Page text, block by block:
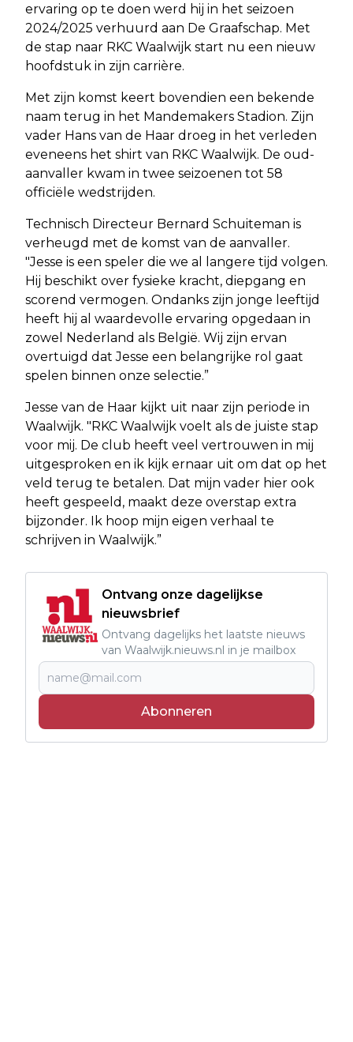
ervaring op te doen werd hij in het seizoen
2024/2025 verhuurd aan De Graafschap. Met
de stap naar RKC Waalwijk start nu een nieuw
hoofdstuk in zijn carrière.
Met zijn komst keert bovendien een bekende
naam terug in het Mandemakers Stadion. Zijn
vader Hans van de Haar droeg in het verleden
eveneens het shirt van RKC Waalwijk. De oud-
aanvaller kwam in twee seizoenen tot 58
officiële wedstrijden.
Technisch Directeur Bernard Schuiteman is
verheugd met de komst van de aanvaller.
"Jesse is een speler die we al langere tijd volgen.
Hij beschikt over fysieke kracht, diepgang en
scorend vermogen. Ondanks zijn jonge leeftijd
heeft hij al waardevolle ervaring opgedaan in
zowel Nederland als België. Wij zijn ervan
overtuigd dat Jesse een belangrijke rol gaat
spelen binnen onze selectie.”
Jesse van de Haar kijkt uit naar zijn periode in
Waalwijk. "RKC Waalwijk voelt als de juiste stap
voor mij. De club heeft veel vertrouwen in mij
uitgesproken en ik kijk ernaar uit om dat op het
veld terug te betalen. Dat mijn vader hier ook
heeft gespeeld, maakt deze overstap extra
bijzonder. Ik hoop mijn eigen verhaal te
schrijven in Waalwijk.”
Ontvang onze dagelijkse
nieuwsbrief
Ontvang dagelijks het laatste nieuws
van Waalwijk.nieuws.nl in je mailbox
Abonneren